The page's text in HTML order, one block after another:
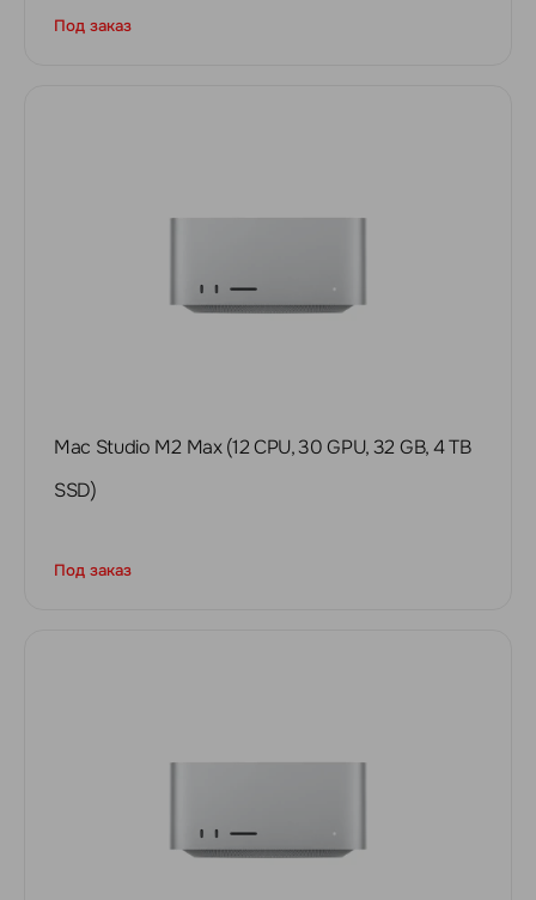
Под заказ
Mac Studio M2 Max (12 CPU, 30 GPU, 32 GB, 4 TB
SSD)
Под заказ